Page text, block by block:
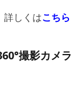
詳しくはこちら
撮影カメラ